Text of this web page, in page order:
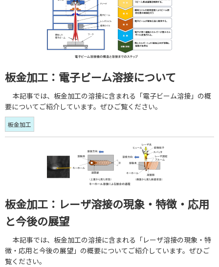
板金加工：電子ビーム溶接について
本記事では、板金加工の溶接に含まれる「電子ビーム溶接」の概
要についてご紹介しています。ぜひご覧ください。
板金加工
板金加工：レーザ溶接の現象・特徴・応用
と今後の展望
本記事では、板金加工の溶接に含まれる「レーザ溶接の現象・特
徴・応用と今後の展望」の概要についてご紹介しています。ぜひご
覧ください。